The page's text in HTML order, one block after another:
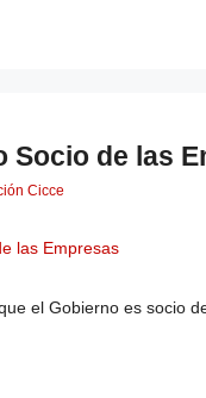
Socio de las
Cicce
el Gobierno es socio